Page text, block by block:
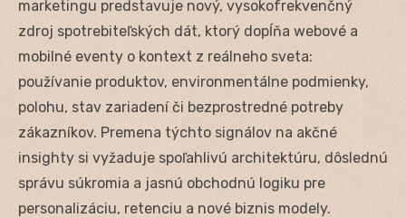
marketingu predstavuje nový, vysokofrekvenčný
zdroj spotrebiteľských dát, ktorý dopĺňa webové a
mobilné eventy o kontext z reálneho sveta:
používanie produktov, environmentálne podmienky,
polohu, stav zariadení či bezprostredné potreby
zákazníkov. Premena týchto signálov na akčné
insighty si vyžaduje spoľahlivú architektúru, dôslednú
správu súkromia a jasnú obchodnú logiku pre
personalizáciu, retenciu a nové biznis modely.